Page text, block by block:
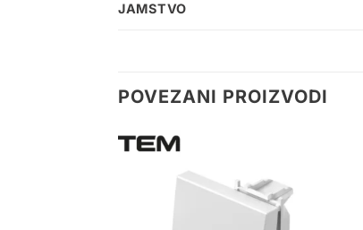
JAMSTVO
POVEZANI PROIZVODI